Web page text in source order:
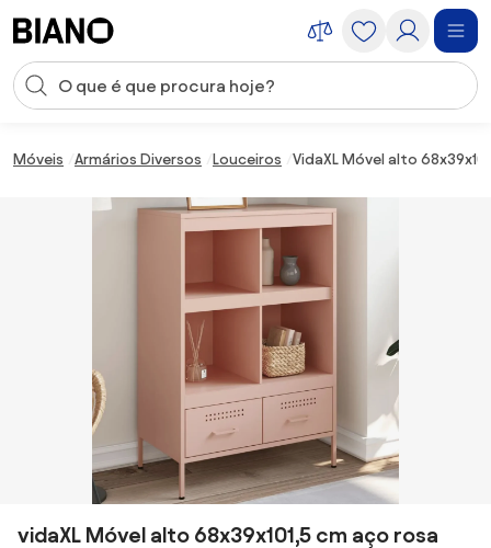
Entrada de pesquisa
Móveis Armários Diversos Louceiros VidaXL Móvel alto
vidaXL Móvel alto 68x39x101,5 cm aço rosa